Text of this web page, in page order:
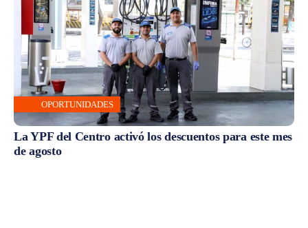
OPORTUNIDADES
La YPF del Centro activó los descuentos para este mes
de agosto